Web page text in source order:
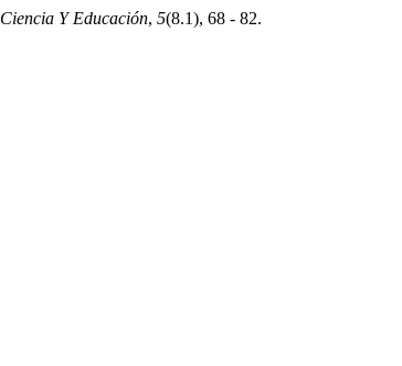
Ciencia Y Educación, 5(8.1), 68 - 82.